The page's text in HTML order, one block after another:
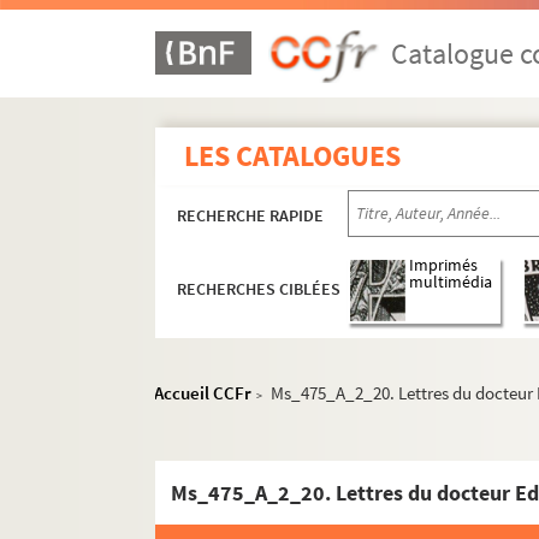
Catalogue
LES CATALOGUES
RECHERCHE RAPIDE
RECHERCHES CIBLÉES
Imprimés
multimédia
Accueil CCFr > Ms_475_A_2_20. Lettres du
Ms_475_A_2_20. Lettres du docteur
Ms_471. Première période : 15 nivôse an IX
Ms_474. Travaux de médecine et de
Ms_475_A. Correspondance
Ms_475_A_1. Documents officiels et
Ms_475_A_2_2. Lettres de José
Ms_475_A_2_3. Lettre du docteur